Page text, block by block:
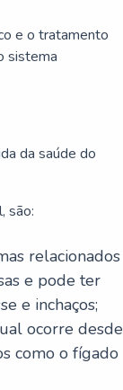
e o tratamento
sistema
da saúde do
são:
relacionados
e pode ter
e inchaços;
ocorre desde
como o fígado